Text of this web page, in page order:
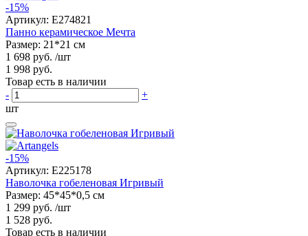
-15%
Артикул: E274821
Панно керамическое Мечта
Размер: 21*21 см
1 698 руб. /шт
1 998 руб.
Товар есть в наличии
-
+
шт
-15%
Артикул: E225178
Наволочка гобеленовая Игривый
Размер: 45*45*0,5 см
1 299 руб. /шт
1 528 руб.
Товар есть в наличии